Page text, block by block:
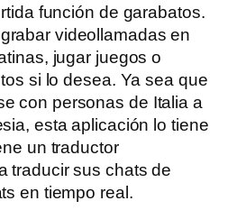
función de garabatos.
videollamadas en
jugar juegos o
si lo desea. Ya sea que
con personas de Italia a
esta aplicación lo tiene
un traductor
traducir sus chats de
en tiempo real.